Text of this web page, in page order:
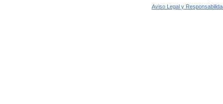
Aviso Legal y